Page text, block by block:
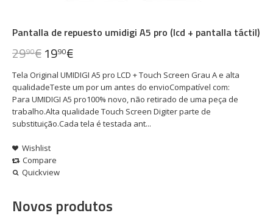
Pantalla de repuesto umidigi A5 pro (lcd + pantalla táctil)
Tela Original UMIDIGI A5 pro LCD + Touch Screen Grau A e alta
qualidadeTeste um por um antes do envioCompatível com:
Para UMIDIGI A5 pro100% novo, não retirado de uma peça de
trabalho.Alta qualidade Touch Screen Digiter parte de
substituição.Cada tela é testada ant...
2990€1990€
Wishlist
Compare
Quickview
Novos produtos